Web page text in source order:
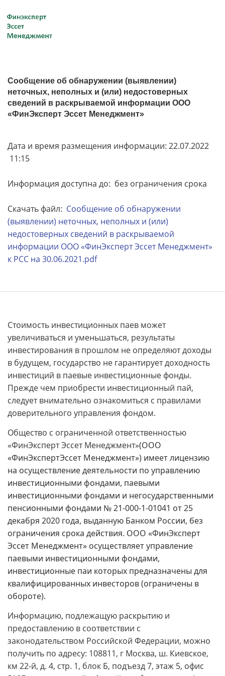
Сообщение об обнаружении (выявлении)
неточных, неполных и (или) недостоверных
сведений в раскрываемой информации ООО
«ФинЭксперт Эссет Менеджмент»
Дата и время размещения информации: 22.07.2022
11:15
Информация доступна до: без ограничения срока
Скачать файл: Сообщение об обнаружении
(выявлении) неточных, неполных и (или)
недостоверных сведений в раскрываемой
информации ООО «ФинЭксперт Эссет Менеджмент»
к РСС на 30.06.2021.pdf
Стоимость инвестиционных паев может
увеличиваться и уменьшаться, результаты
инвестирования в прошлом не определяют доходы
в будущем, государство не гарантирует доходность
инвестиций в паевые инвестиционные фонды.
Прежде чем приобрести инвестиционный пай,
следует внимательно ознакомиться с правилами
доверительного управления фондом.
Общество с ограниченной ответственностью
«ФинЭксперт Эссет Менеджмент»(ООО
«ФинЭкспертЭссет Менеджмент») имеет лицензию
на осуществление деятельности по управлению
инвестиционными фондами, паевыми
инвестиционными фондами и негосударственными
пенсионными фондами № 21-000-1-01041 от 25
декабря 2020 года, выданную Банком России, без
ограничения срока действия. ООО «ФинЭксперт
Эссет Менеджмент» осуществляет управление
паевыми инвестиционными фондами,
инвестиционные паи которых предназначены для
квалифицированных инвесторов (ограничены в
обороте).
Информацию, подлежащую раскрытию и
предоставлению в соответствии с
законодательством Российской Федерации, можно
получить по адресу: 108811, г Москва, ш. Киевское,
км 22-й, д. 4, стр. 1, блок Б, подъезд 7, этаж 5, офис